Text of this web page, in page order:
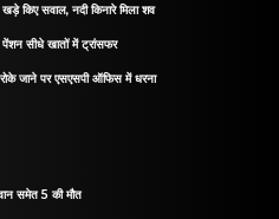
किए सवाल, नदी किनारे मिला शव
सीधे खातों में ट्रांसफर
जाने पर एसएसपी ऑफिस में धरना
समेत 5 की मौत